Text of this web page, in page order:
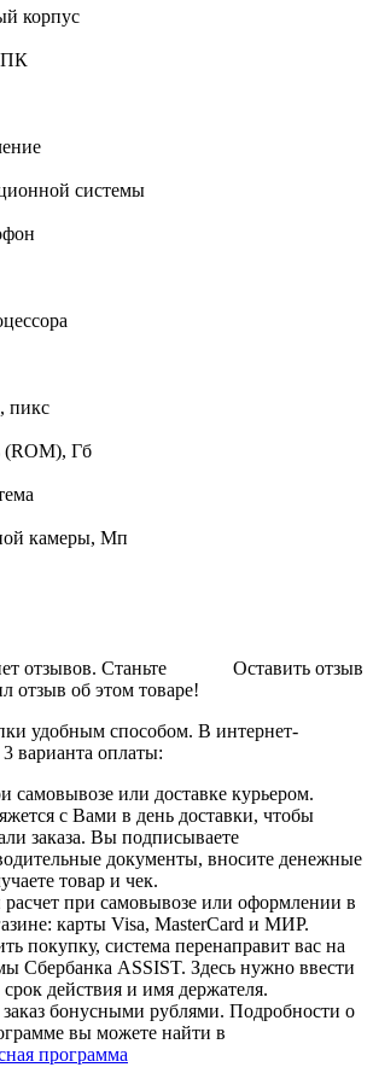
корпус
ПК
системы
пикс
(ROM), Гб
камеры, Мп
Оставить отзыв
отзывов. Станьте
отзыв об этом товаре!
удобным способом. В интернет-
варианта оплаты:
самовывозе или доставке курьером.
с Вами в день доставки, чтобы
заказа. Вы подписываете
документы, вносите денежные
товар и чек.
при самовывозе или оформлении в
карты Visa, MasterCard и МИР.
покупку, система перенаправит вас на
Сбербанка ASSIST. Здесь нужно ввести
действия и имя держателя.
бонусными рублями. Подробности о
вы можете найти в
программа